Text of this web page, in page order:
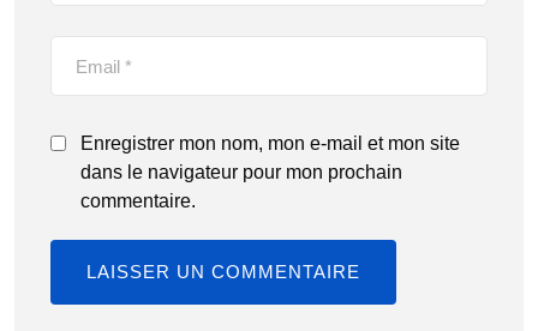
Enregistrer mon nom, mon e-mail et mon site
dans le navigateur pour mon prochain
commentaire.